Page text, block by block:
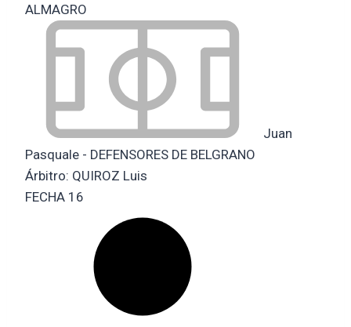
ALMAGRO
Juan
Pasquale - DEFENSORES DE BELGRANO
Árbitro: QUIROZ Luis
FECHA 16